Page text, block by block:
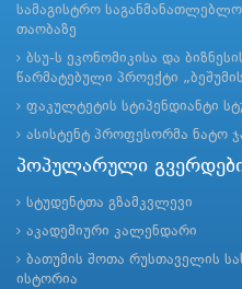
სამაგისტრო
თაობაზე
ბსუ-ს ეკონომიკისა და
წარმატებული პროექტი
ფაკულტეტის სტიპენდიანტი
ასისტენტ პროფესორმა ნატო
პოპულარული
სტუდენტთა გზამკვლევი
აკადემიური კალენდარი
ბათუმის შოთა რუსთაველის
ისტორია